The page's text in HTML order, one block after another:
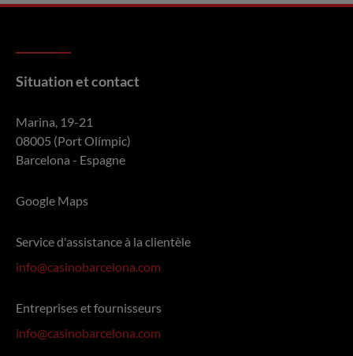
Situation et contact
Marina, 19-21
08005 (Port Olímpic)
Barcelona - Espagne
Google Maps
Service d'assistance à la clientèle
info@casinobarcelona.com
Entreprises et fournisseurs
info@casinobarcelona.com